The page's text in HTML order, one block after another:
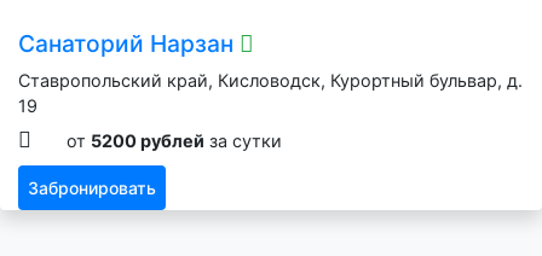
Санаторий Нарзан
Ставропольский край, Кисловодск, Курортный бульвар, д.
19
от 5200 рублей за сутки
Забронировать